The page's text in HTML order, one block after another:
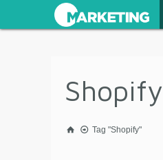
Shopify
Tag "Shopify"